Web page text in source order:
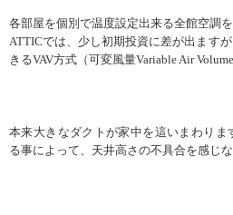
各部屋を個別で温度設定出来る全館空調を
ATTICでは、少し初期投資に差が出ます
きるVAV方式（可変風量Variable Air
本来大きなダクトが家中を這いまわりま
る事によって、天井高さの不具合を感じ